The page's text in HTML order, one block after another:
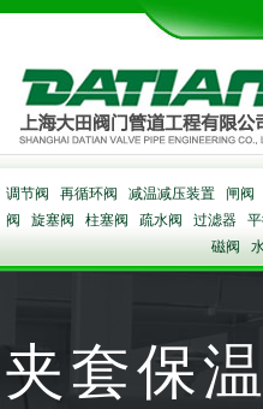
调节阀 再循环阀 减温减压装置 闸阀
阀
旋塞阀 柱塞阀 疏水阀 过滤器
磁阀
夹套保